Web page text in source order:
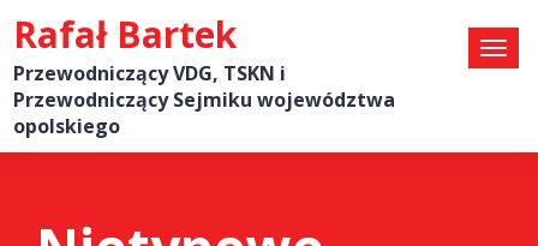
Rafał Bartek
Przewodniczący VDG, TSKN i
Przewodniczący Sejmiku województwa
opolskiego